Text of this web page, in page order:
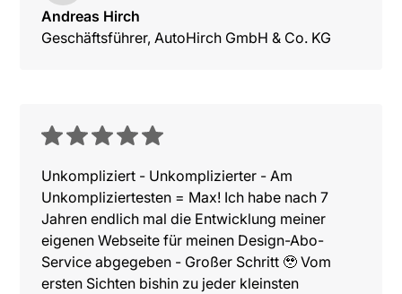
Andreas Hirch
Geschäftsführer, AutoHirch GmbH & Co. KG
Unkompliziert - Unkomplizierter - Am
Unkompliziertesten = Max! Ich habe nach 7
Jahren endlich mal die Entwicklung meiner
eigenen Webseite für meinen Design-Abo-
Service abgegeben - Großer Schritt 🥹 Vom
ersten Sichten bishin zu jeder kleinsten